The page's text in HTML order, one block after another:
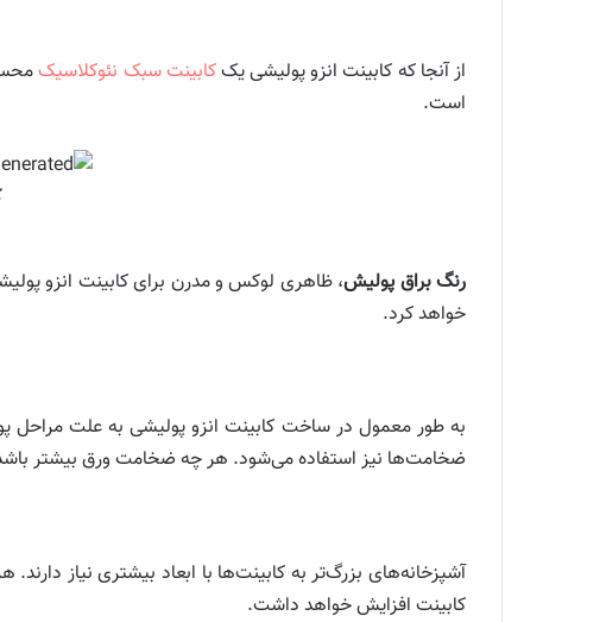
از آنجا که کابینت انزو پولیشی یککابینت سبک نئوکلاسیک
است.
رنگ براق پولیش، ظاهری لوکس و مدرن برای کابینت انزو
خواهد کرد.
به طور معمول در ساخت کابینت انزو پولیشی به علت مراحل
ضخامت‌ها نیز استفاده می‌شود. هر چه ضخامت ورق بیشتر
آشپزخانه‌های بزرگ‌تر به کابینت‌ها با ابعاد بیشتری نیاز
کابینت افزایش خواهد داشت.